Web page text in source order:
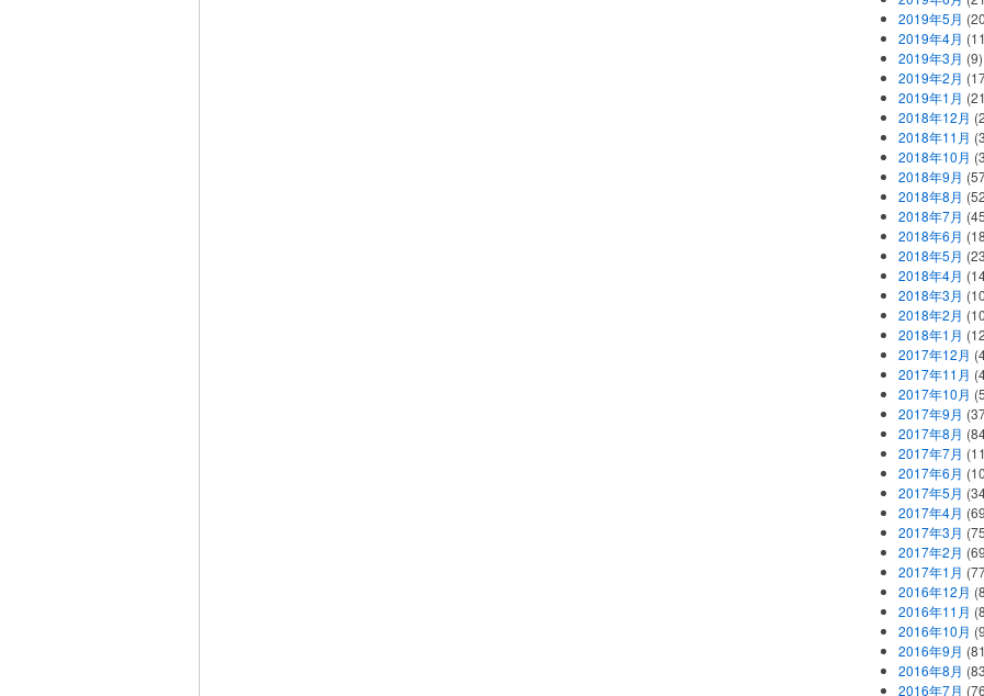
2019年5月
2019年4月
2019年3月 (9)
2019年2月
2019年1月
2018年12月
2018年11月
2018年10月
2018年9月
2018年8月
2018年7月
2018年6月
2018年5月
2018年4月
2018年3月
2018年2月
2018年1月
2017年12月
2017年11月
2017年10月
2017年9月
2017年8月
2017年7月
2017年6月
2017年5月
2017年4月
2017年3月
2017年2月
2017年1月
2016年12月
2016年11月
2016年10月
2016年9月
2016年8月
2016年7月